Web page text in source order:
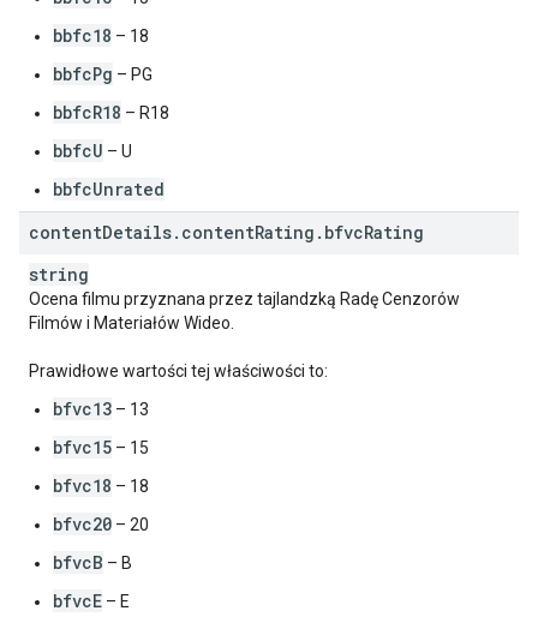
bbfc18 – 18
bbfcPg – PG
bbfcR18 – R18
bbfcU – U
bbfcUnrated
contentDetails. contentRating . bfvcRating
string
Ocena filmu przyznana przez tajlandzką Radę Cenzorów
Filmów i Materiałów Wideo.
Prawidłowe wartości tej właściwości to:
bfvc13 – 13
bfvc15 – 15
bfvc18 – 18
bfvc20 – 20
bfvcB – B
bfvcE – E